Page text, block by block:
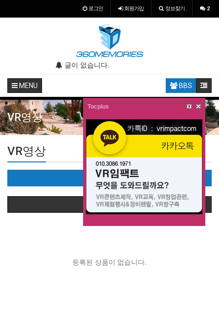
로그인 회원가입 정보찾기 2
글이 없습니다.
MENU BBS
VR영상
VR영상
VR영상(0)
상품정렬
등록된 상품이 없습니다.
Tocplus